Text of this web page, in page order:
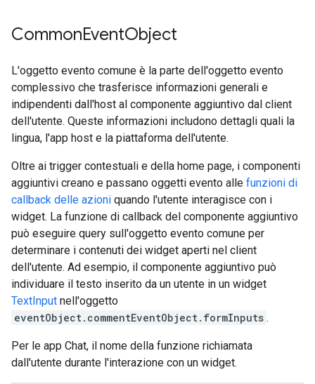
CommonEventObject
L'oggetto evento comune è la parte dell'oggetto evento
complessivo che trasferisce informazioni generali e
indipendenti dall'host al componente aggiuntivo dal client
dell'utente. Queste informazioni includono dettagli quali la
lingua, l'app host e la piattaforma dell'utente.
Oltre ai trigger contestuali e della home page, i componenti
aggiuntivi creano e passano oggetti evento alle funzioni di
callback delle azioni quando l'utente interagisce con i
widget. La funzione di callback del componente aggiuntivo
può eseguire query sull'oggetto evento comune per
determinare i contenuti dei widget aperti nel client
dell'utente. Ad esempio, il componente aggiuntivo può
individuare il testo inserito da un utente in un widget
TextInput nell'oggetto
eventObject.commentEventObject.formInputs .
Per le app Chat, il nome della funzione richiamata
dall'utente durante l'interazione con un widget.